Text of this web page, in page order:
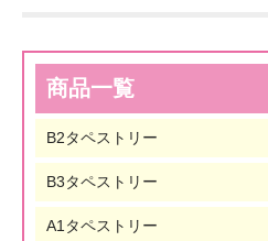
商品一覧
B2タペストリー
B3タペストリー
A1タペストリー